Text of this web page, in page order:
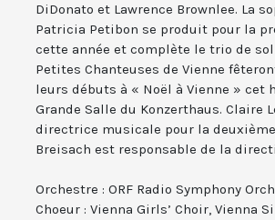
DiDonato et Lawrence Brownlee. La
Patricia Petibon se produit pour la
cette année et complète le trio de
Petites Chanteuses de Vienne
leurs débuts à « Noël à Vienne » cet
Grande Salle du Konzerthaus. Claire
directrice musicale pour la
Breisach est responsable de la
Orchestre : ORF Radio Symphony
Choeur : Vienna Girls’ Choir, Vienna